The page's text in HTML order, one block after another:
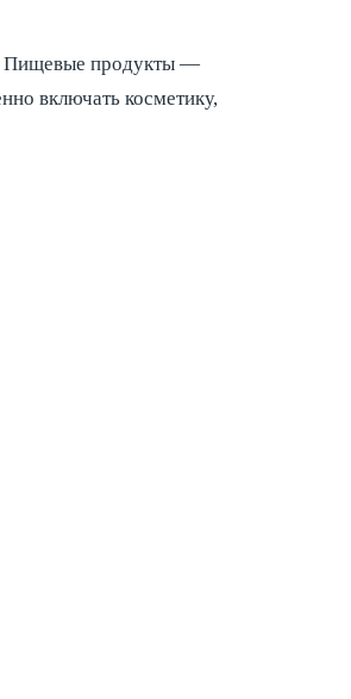
Пищевые продукты —
включать косметику,